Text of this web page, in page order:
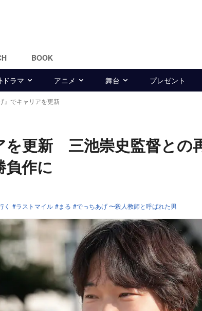
BOOK
ドラマ アニメ 舞台 プレゼント
』でキャリアを更新
を更新 三池崇史監督との
負作に
く ラストマイル まる でっちあげ 〜殺人教師と呼ばれた男